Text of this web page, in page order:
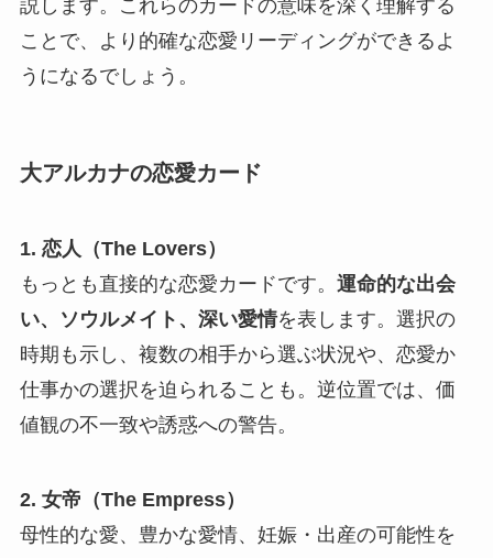
説します。これらのカードの意味を深く理解する
ことで、より的確な恋愛リーディングができるよ
うになるでしょう。
大アルカナの恋愛カード
1. 恋人（The Lovers）
もっとも直接的な恋愛カードです。 運命的な出会
い、ソウルメイト、深い愛情を表します。選択の
時期も示し、複数の相手から選ぶ状況や、恋愛か
仕事かの選択を迫られることも。逆位置では、価
値観の不一致や誘惑への警告。
2. 女帝（The Empress）
母性的な愛、豊かな愛情、妊娠・出産の可能性を